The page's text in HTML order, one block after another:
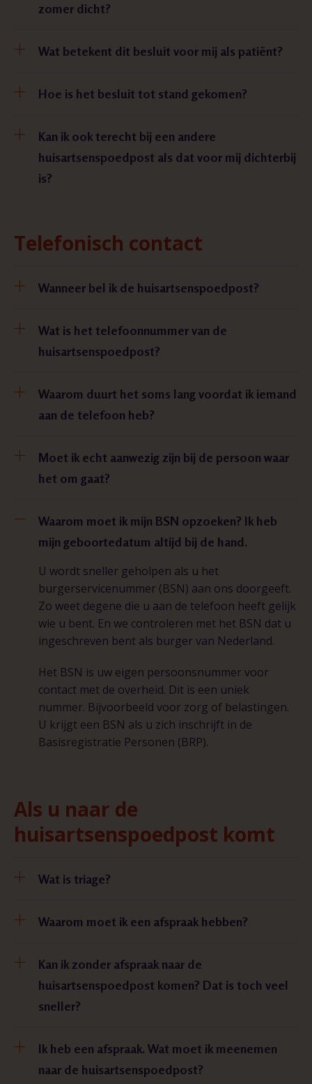
zomer dicht?
Wat betekent dit besluit voor mij als patiënt?
Hoe is het besluit tot stand gekomen?
Kan ik ook terecht bij een andere
huisartsenspoedpost als dat voor mij dichterbij
is?
Telefonisch contact
Wanneer bel ik de huisartsenspoedpost?
Wat is het telefoonnummer van de
huisartsenspoedpost?
Waarom duurt het soms lang voordat ik iemand
aan de telefoon heb?
Moet ik echt aanwezig zijn bij de persoon waar
het om gaat?
Waarom moet ik mijn BSN opzoeken? Ik heb
mijn geboortedatum altijd bij de hand.
U wordt sneller geholpen als u het
burgerservicenummer (BSN) aan ons doorgeeft.
Zo weet degene die u aan de telefoon heeft gelijk
wie u bent. En we controleren met het BSN dat u
ingeschreven bent als burger van Nederland.
Het BSN is uw eigen persoonsnummer voor
contact met de overheid. Dit is een uniek
nummer. Bijvoorbeeld voor zorg of belastingen.
U krijgt een BSN als u zich inschrijft in de
Basisregistratie Personen (BRP).
Als u naar de
huisartsenspoedpost komt
Wat is triage?
Waarom moet ik een afspraak hebben?
Kan ik zonder afspraak naar de
huisartsenspoedpost komen? Dat is toch veel
sneller?
Ik heb een afspraak. Wat moet ik meenemen
naar de huisartsenspoedpost?